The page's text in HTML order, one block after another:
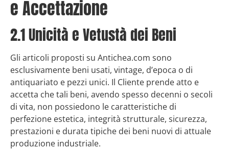
e Accettazione
2.1 Unicità e Vetustà dei Beni
Gli articoli proposti su Antichea.com sono
esclusivamente beni usati, vintage, d’epoca o di
antiquariato e pezzi unici. Il Cliente prende atto e
accetta che tali beni, avendo spesso decenni o secoli
di vita, non possiedono le caratteristiche di
perfezione estetica, integrità strutturale, sicurezza,
prestazioni e durata tipiche dei beni nuovi di attuale
produzione industriale.